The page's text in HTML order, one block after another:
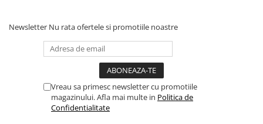
Science-fiction și fantasy
Ficțiune erotică
Ficțiune mitologică și istorică
Poezie și teatru
Romane ilustrate
Newsletter Nu rata ofertele si promotiile noastre
Vreau sa primesc newsletter cu promotiile
magazinului. Afla mai multe in Politica de
Confidentialitate